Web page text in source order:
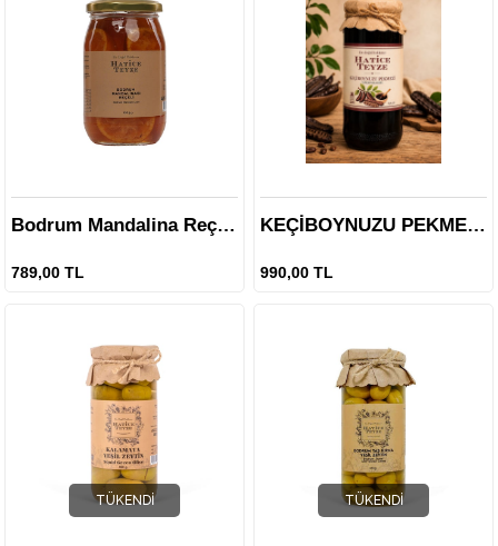
Bodrum Mandalina Reçeli - 450 gr.
789,00 TL
KEÇİBOYNUZU PEKMEZİ-640 g
990,00 TL
TÜKENDI TÜKENDI